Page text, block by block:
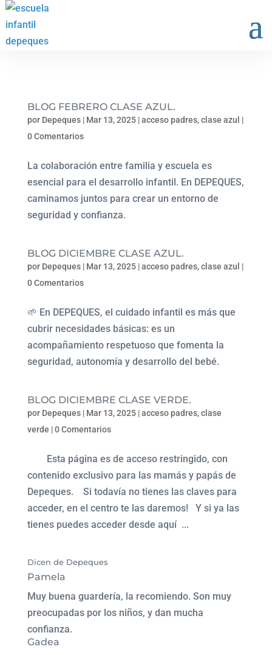
BLOG FEBRERO CLASE AZUL.
por Depeques| Mar 13, 2025|acceso padres,clase azul |
0 Comentarios
La colaboración entre familia y escuela es
esencial para el desarrollo infantil. En DEPEQUES,
caminamos juntos para crear un entorno de
seguridad y confianza.
BLOG DICIEMBRE CLASE AZUL.
por Depeques| Mar 13, 2025|acceso padres,clase azul |
0 Comentarios
🌱 En DEPEQUES, el cuidado infantil es más que
cubrir necesidades básicas: es un
acompañamiento respetuoso que fomenta la
seguridad, autonomía y desarrollo del bebé.
BLOG DICIEMBRE CLASE VERDE.
por Depeques| Mar 13, 2025|acceso padres,clase
verde |0 Comentarios
Esta página es de acceso restringido, con
contenido exclusivo para las mamás y papás de
Depeques. Si todavía no tienes las claves para
acceder, en el centro te las daremos! Y si ya las
tienes puedes acceder desde aquí ...
Dicen de Depeques
Pamela
Muy buena guardería, la recomiendo. Son muy
preocupadas por los niños, y dan mucha
confianza.
Gadea